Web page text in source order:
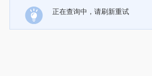
正在查询中，请刷新重试